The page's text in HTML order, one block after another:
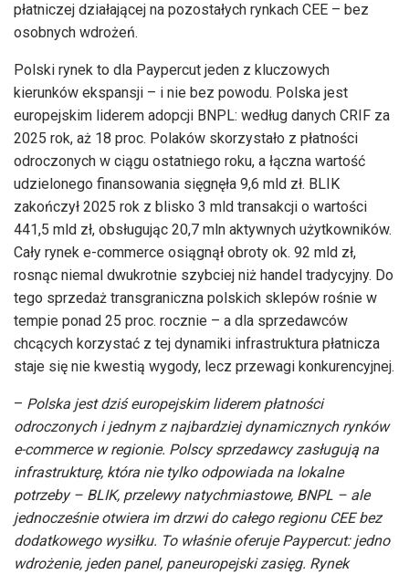
płatniczej działającej na pozostałych rynkach CEE – bez
osobnych wdrożeń.
Polski rynek to dla Paypercut jeden z kluczowych
kierunków ekspansji – i nie bez powodu. Polska jest
europejskim liderem adopcji BNPL: według danych CRIF za
2025 rok, aż 18 proc. Polaków skorzystało z płatności
odroczonych w ciągu ostatniego roku, a łączna wartość
udzielonego finansowania sięgnęła 9,6 mld zł. BLIK
zakończył 2025 rok z blisko 3 mld transakcji o wartości
441,5 mld zł, obsługując 20,7 mln aktywnych użytkowników.
Cały rynek e-commerce osiągnął obroty ok. 92 mld zł,
rosnąc niemal dwukrotnie szybciej niż handel tradycyjny. Do
tego sprzedaż transgraniczna polskich sklepów rośnie w
tempie ponad 25 proc. rocznie – a dla sprzedawców
chcących korzystać z tej dynamiki infrastruktura płatnicza
staje się nie kwestią wygody, lecz przewagi konkurencyjnej.
– Polska jest dziś europejskim liderem płatności
odroczonych i jednym z najbardziej dynamicznych rynków
e-commerce w regionie. Polscy sprzedawcy zasługują na
infrastrukturę, która nie tylko odpowiada na lokalne
potrzeby – BLIK, przelewy natychmiastowe, BNPL – ale
jednocześnie otwiera im drzwi do całego regionu CEE bez
dodatkowego wysiłku. To właśnie oferuje Paypercut: jedno
wdrożenie, jeden panel, paneuropejski zasięg. Rynek